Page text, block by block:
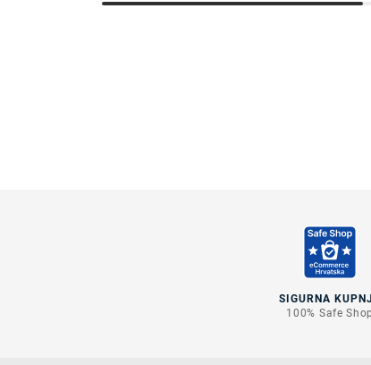
SIGURNA
100% Safe Shop